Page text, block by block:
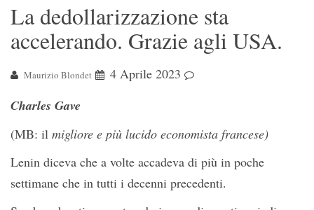
La dedollarizzazione sta
accelerando. Grazie agli USA.
Maurizio Blondet 4 Aprile 2023
Charles Gave
(MB: il migliore e più lucido economista francese)
Lenin diceva che a volte accadeva di più in poche
settimane che in tutti i decenni precedenti.